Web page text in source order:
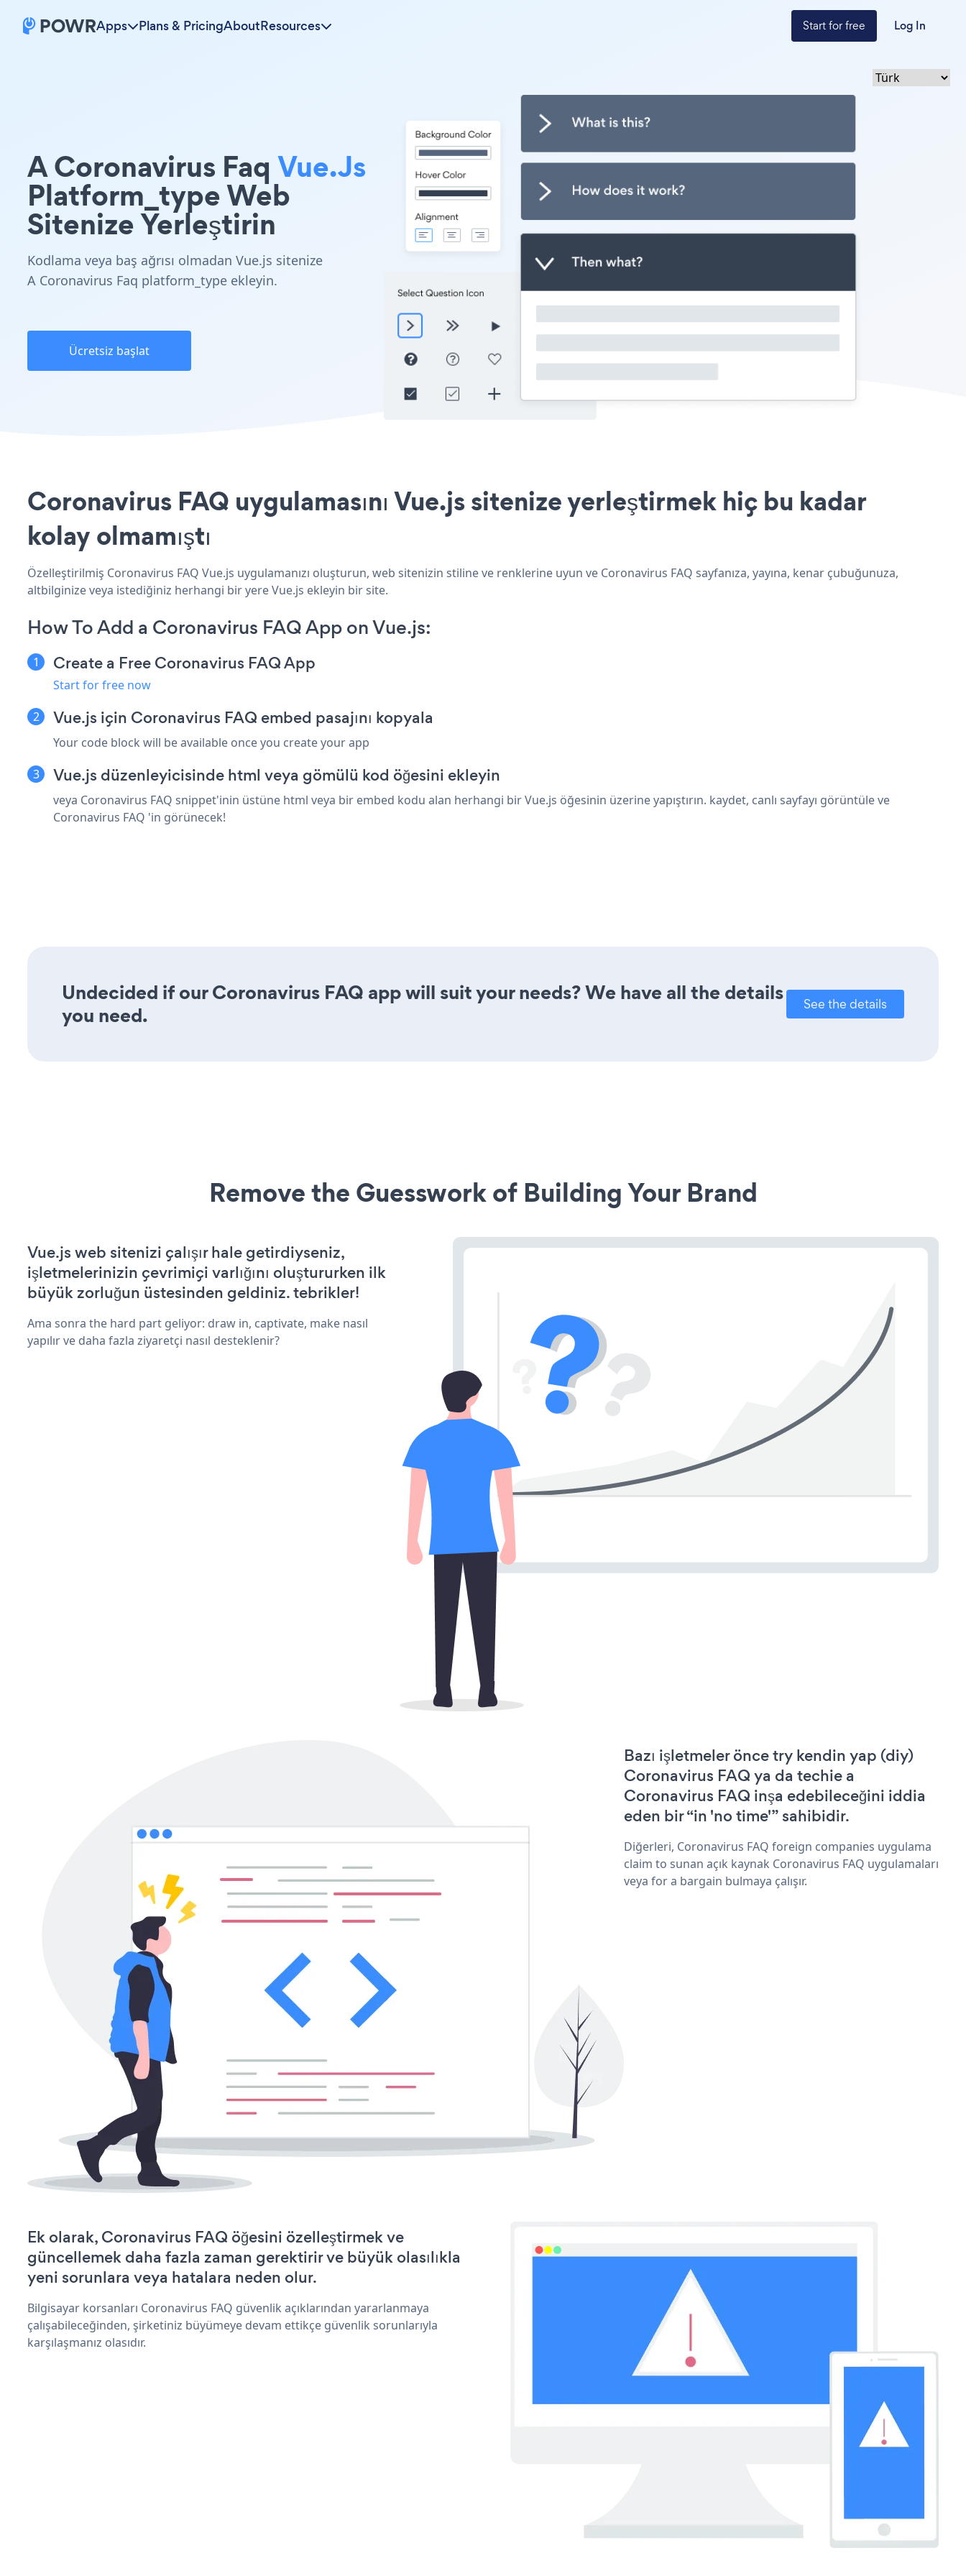
Apps Plans & PricingAboutResources Start for free Log In
A Coronavirus Faq Vue.js
Platform_type Web
Sitenize Yerleştirin
Kodlama veya baş ağrısı olmadan Vue.js sitenize
A Coronavirus Faq platform_type ekleyin.
Ücretsiz başlat
Coronavirus FAQ uygulamasını Vue.js sitenize yerleştirmek hiç bu kadar
kolay olmamıştı
Özelleştirilmiş Coronavirus FAQ Vue.js uygulamanızı oluşturun, web sitenizin stiline ve renklerine uyun ve Coronavirus FAQ sayfanıza, yayına, kenar çubuğunuza,
altbilginize veya istediğiniz herhangi bir yere Vue.js ekleyin bir site.
How To Add a Coronavirus FAQ App on Vue.js:
Create a Free Coronavirus FAQ App
Start for free now
Vue.js için Coronavirus FAQ embed pasajını kopyala
Your code block will be available once you create your app
Vue.js düzenleyicisinde html veya gömülü kod öğesini ekleyin
veya Coronavirus FAQ snippet'inin üstüne html veya bir embed kodu alan herhangi bir Vue.js öğesinin üzerine yapıştırın. kaydet, canlı sayfayı görüntüle ve
Coronavirus FAQ 'in görünecek!
Undecided if our Coronavirus FAQ app will suit your needs? We have all the details
you need.
See the details
Remove the Guesswork of Building Your Brand
Vue.js web sitenizi çalışır hale getirdiyseniz,
işletmelerinizin çevrimiçi varlığını oluştururken ilk
büyük zorluğun üstesinden geldiniz. tebrikler!
Ama sonra the hard part geliyor: draw in, captivate, make nasıl
yapılır ve daha fazla ziyaretçi nasıl desteklenir?
Bazı işletmeler önce try kendin yap (diy)
Coronavirus FAQ ya da techie a
Coronavirus FAQ inşa edebileceğini iddia
eden bir “in 'no time'” sahibidir.
Diğerleri, Coronavirus FAQ foreign companies uygulama
claim to sunan açık kaynak Coronavirus FAQ uygulamaları
veya for a bargain bulmaya çalışır.
Ek olarak, Coronavirus FAQ öğesini özelleştirmek ve
güncellemek daha fazla zaman gerektirir ve büyük olasılıkla
yeni sorunlara veya hatalara neden olur.
Bilgisayar korsanları Coronavirus FAQ güvenlik açıklarından yararlanmaya
çalışabileceğinden, şirketiniz büyümeye devam ettikçe güvenlik sorunlarıyla
karşılaşmanız olasıdır.